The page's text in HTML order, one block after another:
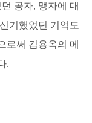
공자, 맹자에 대
기했었던 기억도
로써 김용옥의 메
.